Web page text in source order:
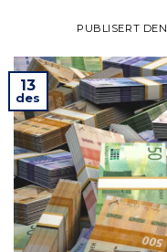
PUBLISERT DEN
13
des